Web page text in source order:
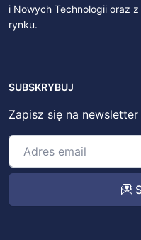
i Nowych Technologii oraz
rynku.
SUBSKRYBUJ
Zapisz się na newsletter